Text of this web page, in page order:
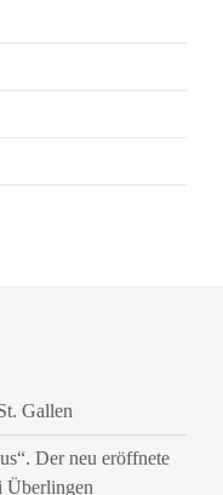
Gallen
Der neu eröffnete
Überlingen